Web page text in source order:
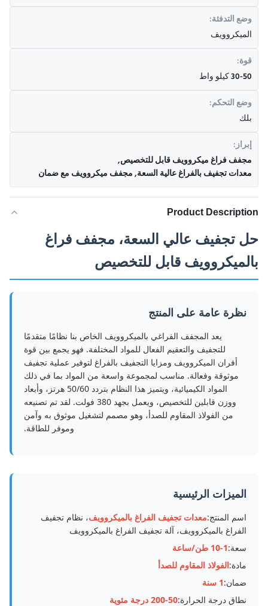
وضع التدفئة:
الميكروويف
قوة:
30-50 كيلو واط
وضع التحكم:
بلك
إبراز:
مجفف فراغ ميكروويف قابل للتخصيص,
معدات تجفيف بالفراغ عالية السعة,مجفف ميكروويف مع ضمان
Product Description
حل تجفيف عالي السعة، مجفف فراغ
بالميكروويف قابل للتخصيص
نظرة عامة على المنتج
يعد المجفف الفراغي بالميكروويف الخاص بنا نظامًا متقدمًا
للتجفيف والتعقيم الفعال للمواد المختلفة. فهو يجمع بين قوة
أفران الميكروويف ومزايا التجفيف بالفراغ لتوفير عملية تجفيف
موثوقة وفعالة. مناسب لمجموعة واسعة من المواد بما في ذلك
المواد الكيميائية، ويتميز هذا النظام بتردد 50/60 هرتز، وأبعاد
ووزن قابلين للتخصيص، ويعمل بجهد 380 فولت. لقد تم تصنيعه
من الفولاذ المقاوم للصدأ، وهو مصمم لتشغيل موثوق به وآمن
وموفر للطاقة.
الميزات الرئيسية
اسم المنتج:معدات تجفيف الفراغ بالميكروويف، نظام تجفيف
الفراغ بالميكروويف، آلة تجفيف الفراغ بالميكروويف
سعة:1-10 طن/ساعة
مادة:الفولاذ المقاوم للصدأ
ضمان:1 سنة
نطاق درجة الحرارة:50-200 درجة مئوية